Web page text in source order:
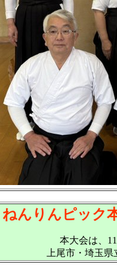
ねんりんピック
本大会は、
上尾市・埼玉